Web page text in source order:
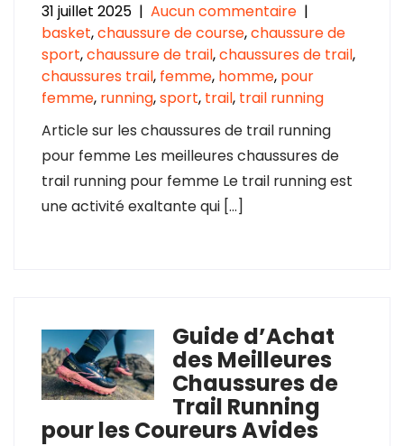
31 juillet 2025 | Aucun commentaire |
basket,chaussure de course,chaussure de
sport,chaussure de trail,chaussures de trail,
chaussures trail, femme, homme, pour
femme, running,sport, trail, trail running
Article sur les chaussures de trail running
pour femme Les meilleures chaussures de
trail running pour femme Le trail running est
une activité exaltante qui […]
Guide d’Achat
des Meilleures
Chaussures de
Trail Running
pour les Coureurs Avides